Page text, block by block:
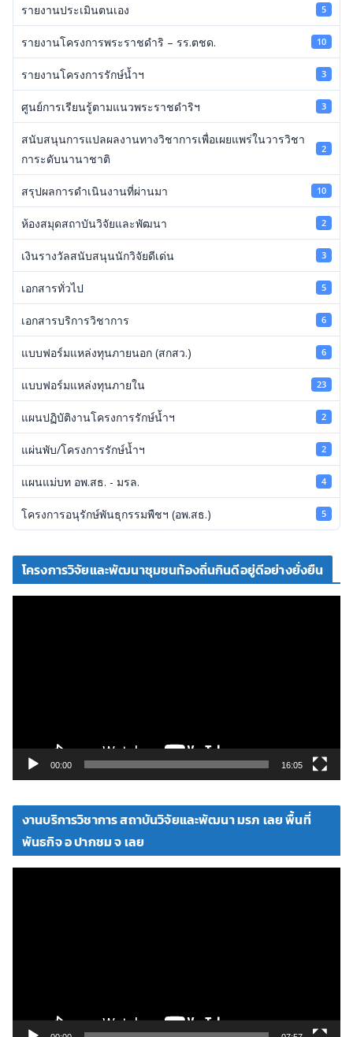
รายงานประเมินตนเอง 5
รายงานโครงการพระราชดำริ – รร.ตชด. 10
รายงานโครงการรักษ์น้ำฯ 3
ศูนย์การเรียนรู้ตามแนวพระราชดำริฯ 3
สนับสนุนการแปลผลงานทางวิชาการเพื่อเผยแพร่ในวารวิชา
การะดับนานาชาติ
2
สรุปผลการดำเนินงานที่ผ่านมา 10
ห้องสมุดสถาบันวิจัยและพัฒนา 2
เงินรางวัลสนับสนุนนักวิจัยดีเด่น 3
เอกสารทั่วไป 5
เอกสารบริการวิชาการ 6
แบบฟอร์มแหล่งทุนภายนอก (สกสว.) 6
แบบฟอร์มแหล่งทุนภายใน 23
แผนปฏิบัติงานโครงการรักษ์น้ำฯ 2
แผ่นพับ/โครงการรักษ์น้ำฯ 2
แผนแม่บท อพ.สธ. - มรล. 4
โครงการอนุรักษ์พันธุกรรมพืชฯ (อพ.สธ.) 5
โครงการวิจัยและพัฒนาชุมชนท้องถิ่นกินดีอยู่ดีอย่างยั่งยืน
ดี
โ
00:00 16:05
งานบริการวิชาการ สถาบันวิจัยและพัฒนา มรภ เลย พื้นที่
พันธกิจ อ ปากชม จ เลย